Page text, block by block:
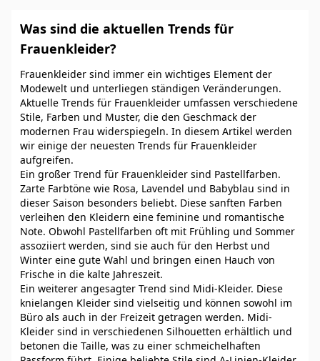
Was sind die aktuellen Trends für
Frauenkleider?
Frauenkleider sind immer ein wichtiges Element der
Modewelt und unterliegen ständigen Veränderungen.
Aktuelle Trends für Frauenkleider umfassen verschiedene
Stile, Farben und Muster, die den Geschmack der
modernen Frau widerspiegeln. In diesem Artikel werden
wir einige der neuesten Trends für Frauenkleider
aufgreifen.
Ein großer Trend für Frauenkleider sind Pastellfarben.
Zarte Farbtöne wie Rosa, Lavendel und Babyblau sind in
dieser Saison besonders beliebt. Diese sanften Farben
verleihen den Kleidern eine feminine und romantische
Note. Obwohl Pastellfarben oft mit Frühling und Sommer
assoziiert werden, sind sie auch für den Herbst und
Winter eine gute Wahl und bringen einen Hauch von
Frische in die kalte Jahreszeit.
Ein weiterer angesagter Trend sind Midi-Kleider. Diese
knielangen Kleider sind vielseitig und können sowohl im
Büro als auch in der Freizeit getragen werden. Midi-
Kleider sind in verschiedenen Silhouetten erhältlich und
betonen die Taille, was zu einer schmeichelhaften